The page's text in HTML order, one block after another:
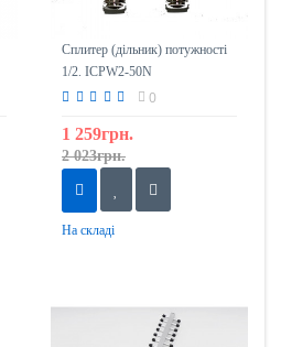
Сплитер (дільник) потужності
1/2. ICPW2-50N
0
1 259грн.
2 023грн.
На складі